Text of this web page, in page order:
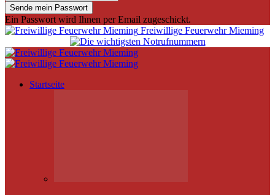
Ein Passwort wird Ihnen per Email zugeschickt.
Freiwillige Feuerwehr Mieming
Startseite